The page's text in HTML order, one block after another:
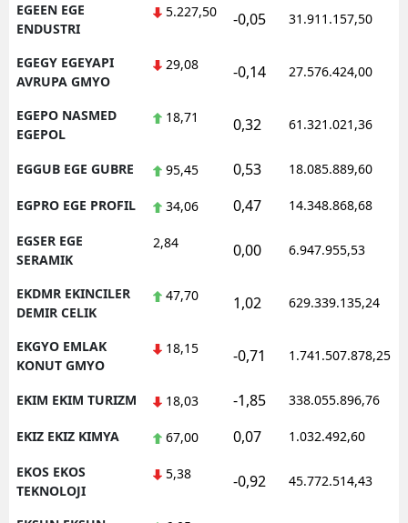
EGEEN EGE
ENDUSTRI
5.227,50 -0,05 31.911.157,50
EGEGY EGEYAPI
AVRUPA GMYO
29,08 -0,14 27.576.424,00
EGEPO NASMED
EGEPOL
18,71 0,32 61.321.021,36
EGGUB EGE GUBRE 95,45 0,53 18.085.889,60
EGPRO EGE PROFIL 34,06 0,47 14.348.868,68
EGSER EGE
SERAMIK
2,84 0,00 6.947.955,53
EKDMR EKINCILER
DEMIR CELIK
47,70 1,02 629.339.135,24
EKGYO EMLAK
KONUT GMYO
18,15 -0,71 1.741.507.878,25
EKIM EKIM TURIZM 18,03 -1,85 338.055.896,76
EKIZ EKIZ KIMYA 67,00 0,07 1.032.492,60
EKOS EKOS
TEKNOLOJI
5,38 -0,92 45.772.514,43